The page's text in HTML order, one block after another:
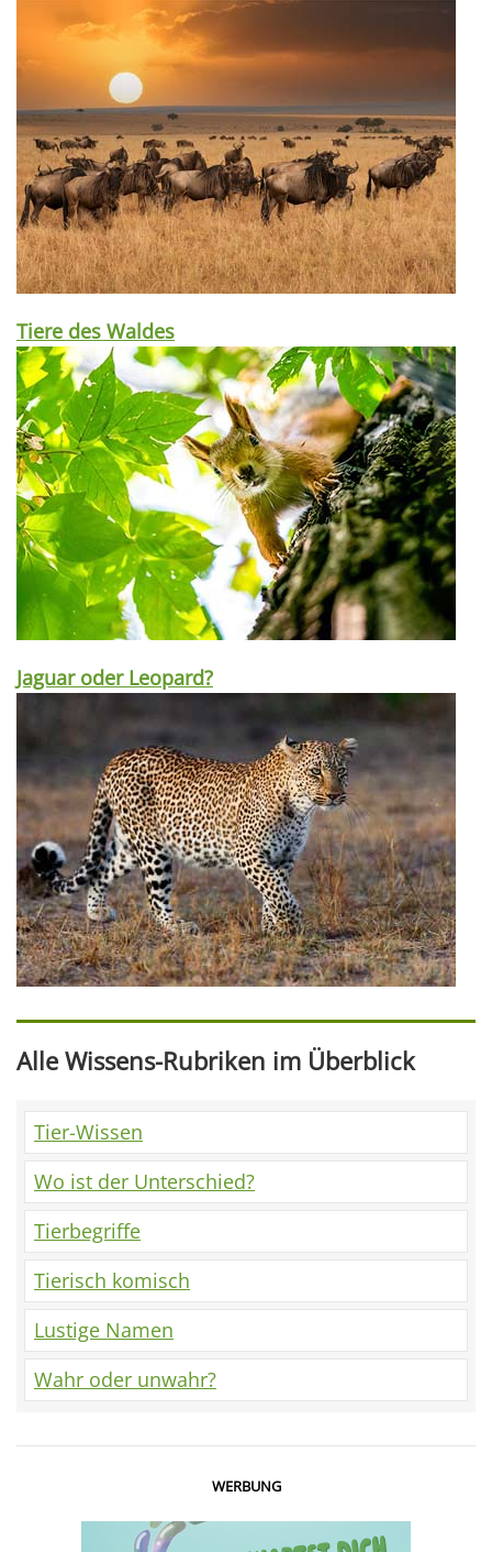
Tiere des Waldes
Jaguar oder Leopard?
Alle Wissens-Rubriken im Überblick
Tier-Wissen
Wo ist der Unterschied?
Tierbegriffe
Tierisch komisch
Lustige Namen
Wahr oder unwahr?
WERBUNG